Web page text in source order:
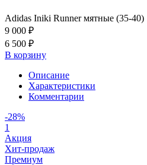
Adidas Iniki Runner мятные (35-40)
9 000 ₽
6 500 ₽
В корзину
Описание
Характеристики
Комментарии
-28%
1
Акция
Хит-продаж
Премиум